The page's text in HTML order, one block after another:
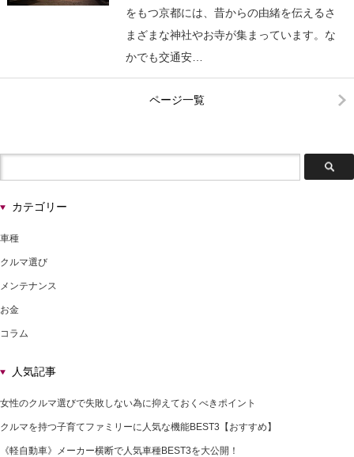
をもつ京都には、昔からの由緒を伝えるさ
まざまな神社やお寺が集まっています。な
かでも交通安…
ページ一覧
カテゴリー
車種
クルマ選び
メンテナンス
お金
コラム
人気記事
女性のクルマ選びで失敗しない為に抑えておくべきポイント
クルマを持つ子育てファミリーに人気な機能BEST3【おすすめ】
《軽自動車》メーカー横断で人気車種BEST3を大公開！